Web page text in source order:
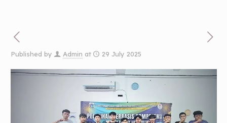
Published by Admin at 29 July 2025